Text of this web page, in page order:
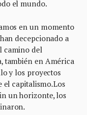
el mundo.
en un momento
decepcionado a
camino del
también en América
y los proyectos
el capitalismo.Los
un horizonte, los